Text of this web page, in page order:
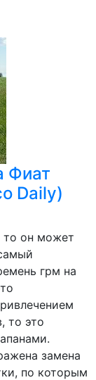
Фиат
Daily)
то он может
грм на
то это
замена
по которым